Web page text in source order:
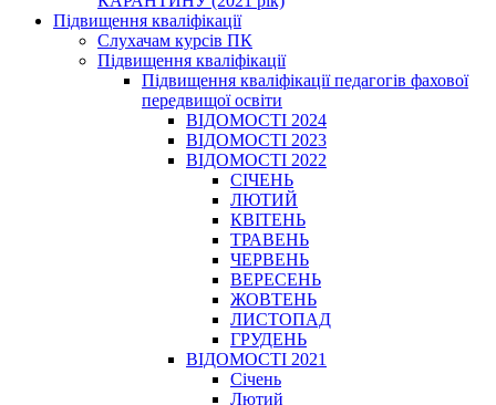
Підвищення кваліфікації
Слухачам курсів ПК
Підвищення кваліфікації
Підвищення кваліфікації педагогів фахової
передвищої освіти
ВІДОМОСТІ 2024
ВІДОМОСТІ 2023
ВІДОМОСТІ 2022
СІЧЕНЬ
ЛЮТИЙ
КВІТЕНЬ
ТРАВЕНЬ
ЧЕРВЕНЬ
ВЕРЕСЕНЬ
ЖОВТЕНЬ
ЛИСТОПАД
ГРУДЕНЬ
ВІДОМОСТІ 2021
Січень
Лютий